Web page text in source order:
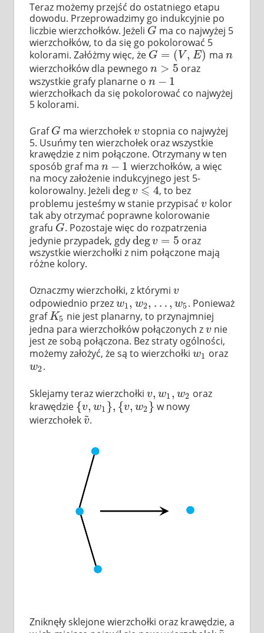
Teraz możemy przejść do ostatniego etapu
dowodu. Przeprowadzimy go indukcyjnie po
liczbie wierzchołków. Jeżeli G
G ma co najwyżej 5
wierzchołków, to da się go pokolorować 5
kolorami. Załóżmy więc, że G = ( V , E)
G= (V, E ) ma n
n
wierzchołków dla pewnego n > 5
n>5
oraz
wszystkie grafy planarne o n − 1
n−1
wierzchołkach da się pokolorować co najwyżej
5 kolorami.
Graf G
G ma wierzchołek v
v stopnia co najwyżej
5. Usuńmy ten wierzchołek oraz wszystkie
krawędzie z nim połączone. Otrzymany w ten
sposób graf ma n − 1
n−1
wierzchołków, a więc
na mocy założenie indukcyjnego jest 5-
kolorowalny. Jeżeli degv ⩽ 4
degv⩽ 4
, to bez
problemu jesteśmy w stanie przypisać v
v kolor
tak aby otrzymać poprawne kolorowanie
grafu G
G . Pozostaje więc do rozpatrzenia
jedynie przypadek, gdydegv = 5
degv= 5
oraz
wszystkie wierzchołki z nim połączone mają
różne kolory.
Oznaczmy wierzchołki, z którymi v
v
odpowiednio przez w1, w2, … , w5
w1,w2,… ,w 5
. Ponieważ
grafK5
K5 nie jest planarny, to przynajmniej
jedna para wierzchołków połączonych z v
v nie
jest ze sobą połączona. Bez straty ogólności,
możemy założyć, że są to wierzchołki w1
w1 oraz
w2
w2.
Sklejamy teraz wierzchołki v, w1 , w2
v,w1,w 2
oraz
krawędzie {v, w1 }, {v, w2}
{v,w1}, v, w2}
w nowy
wierzchołek v
~
v~.
Zniknęły sklejone wierzchołki oraz krawędzie, a
~